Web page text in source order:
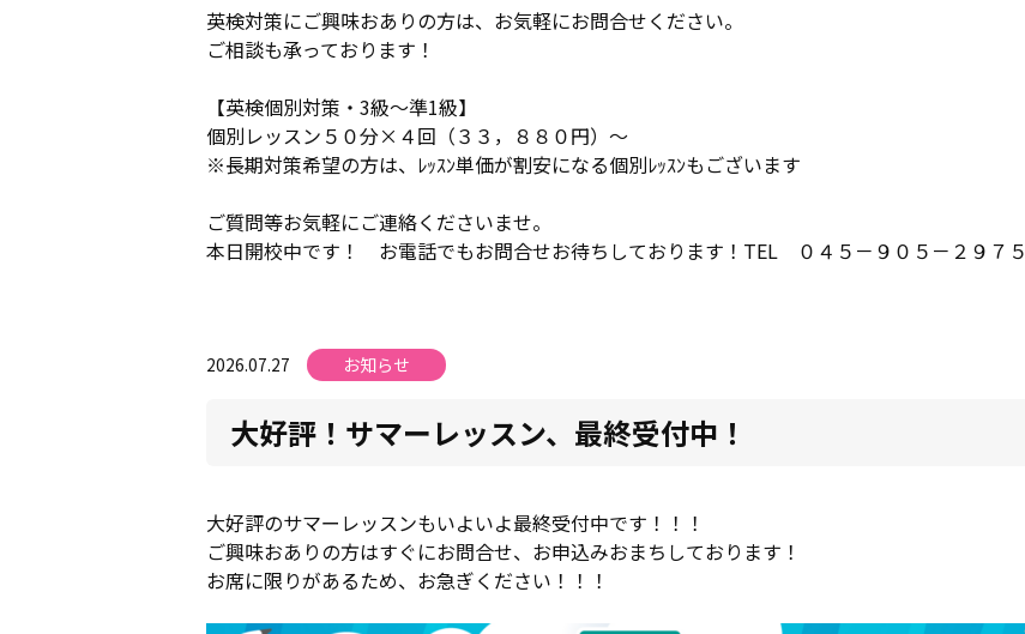
英検対策にご興味おありの方は、お気軽にお問合せください。
ご相談も承っております！
【英検個別対策・3級～準1級】
個別レッスン５０分×４回（３３，８８０円）～
※長期対策希望の方は、ﾚｯｽﾝ単価が割安になる個別ﾚｯｽﾝもございます
ご質問等お気軽にご連絡くださいませ。
本日開校中です！ お電話でもお問合せお待ちしております！TEL ０４５－９０５－２９７５
2026.07.27 お知らせ
大好評！サマーレッスン、最終受付中！
大好評のサマーレッスンもいよいよ最終受付中です！！！
ご興味おありの方はすぐにお問合せ、お申込みおまちしております！
お席に限りがあるため、お急ぎください！！！